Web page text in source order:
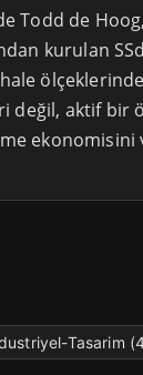
Todd de
kurulan
değil, aktif bir
ekonomisini
Tasarim